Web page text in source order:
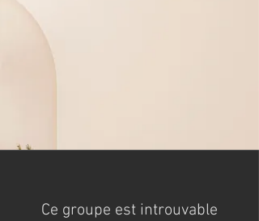
Ce groupe est introuvable